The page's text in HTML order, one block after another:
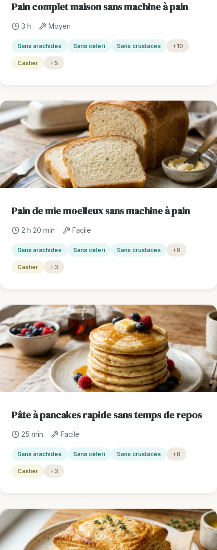
Pain complet maison sans machine à pain
3 h Moyen
Sans arachides Sans céleri Sans crustacés +10
Casher +5
Pain de mie moelleux sans machine à pain
2 h 20 min Facile
Sans arachides Sans céleri Sans crustacés +9
Casher +3
Pâte à pancakes rapide sans temps de repos
25 min Facile
Sans arachides Sans céleri Sans crustacés +8
Casher +3